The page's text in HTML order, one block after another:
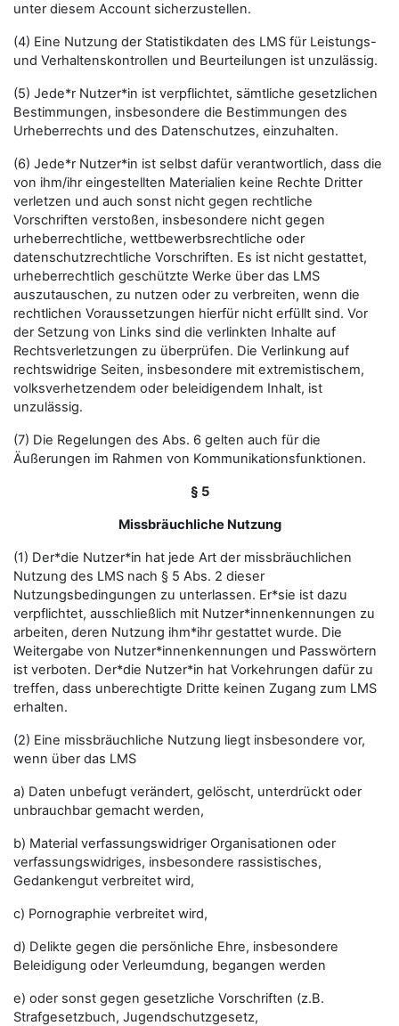
unter diesem Account sicherzustellen.
(4) Eine Nutzung der Statistikdaten des LMS für Leistungs-
und Verhaltenskontrollen und Beurteilungen ist unzulässig.
(5) Jede*r Nutzer*in ist verpflichtet, sämtliche gesetzlichen
Bestimmungen, insbesondere die Bestimmungen des
Urheberrechts und des Datenschutzes, einzuhalten.
(6) Jede*r Nutzer*in ist selbst dafür verantwortlich, dass die
von ihm/ihr eingestellten Materialien keine Rechte Dritter
verletzen und auch sonst nicht gegen rechtliche
Vorschriften verstoßen, insbesondere nicht gegen
urheberrechtliche, wettbewerbsrechtliche oder
datenschutzrechtliche Vorschriften. Es ist nicht gestattet,
urheberrechtlich geschützte Werke über das LMS
auszutauschen, zu nutzen oder zu verbreiten, wenn die
rechtlichen Voraussetzungen hierfür nicht erfüllt sind. Vor
der Setzung von Links sind die verlinkten Inhalte auf
Rechtsverletzungen zu überprüfen. Die Verlinkung auf
rechtswidrige Seiten, insbesondere mit extremistischem,
volksverhetzendem oder beleidigendem Inhalt, ist
unzulässig.
(7) Die Regelungen des Abs. 6 gelten auch für die
Äußerungen im Rahmen von Kommunikationsfunktionen.
§ 5
Missbräuchliche Nutzung
(1) Der*die Nutzer*in hat jede Art der missbräuchlichen
Nutzung des LMS nach § 5 Abs. 2 dieser
Nutzungsbedingungen zu unterlassen. Er*sie ist dazu
verpflichtet, ausschließlich mit Nutzer*innenkennungen zu
arbeiten, deren Nutzung ihm*ihr gestattet wurde. Die
Weitergabe von Nutzer*innenkennungen und Passwörtern
ist verboten. Der*die Nutzer*in hat Vorkehrungen dafür zu
treffen, dass unberechtigte Dritte keinen Zugang zum LMS
erhalten.
(2) Eine missbräuchliche Nutzung liegt insbesondere vor,
wenn über das LMS
a) Daten unbefugt verändert, gelöscht, unterdrückt oder
unbrauchbar gemacht werden,
b) Material verfassungswidriger Organisationen oder
verfassungswidriges, insbesondere rassistisches,
Gedankengut verbreitet wird,
c) Pornographie verbreitet wird,
d) Delikte gegen die persönliche Ehre, insbesondere
Beleidigung oder Verleumdung, begangen werden
e) oder sonst gegen gesetzliche Vorschriften (z.B.
Strafgesetzbuch, Jugendschutzgesetz,